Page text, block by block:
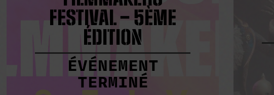
FESTIVAL – 5ÈME
ÉDITION
ÉVÉNEMENT
TERMINÉ